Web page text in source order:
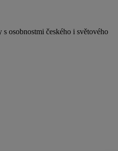
s osobnostmi českého i světového